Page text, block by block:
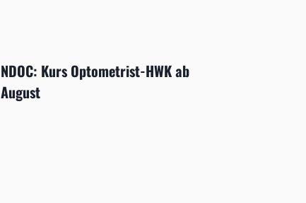
NDOC: Kurs Optometrist-HWK ab
August